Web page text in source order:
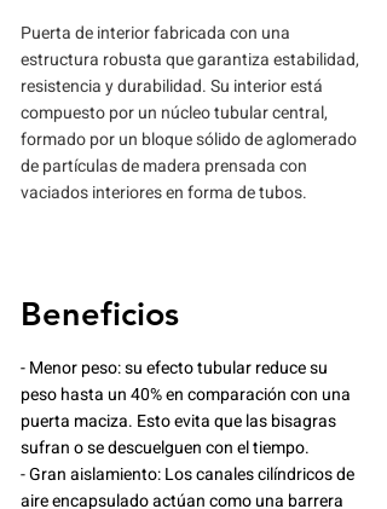
Puerta de interior fabricada con una
estructura robusta que garantiza estabilidad,
resistencia y durabilidad. Su interior está
compuesto por un núcleo tubular central,
formado por un bloque sólido de aglomerado
de partículas de madera prensada con
vaciados interiores en forma de tubos.
Beneficios
- Menor peso: su efecto tubular reduce su
peso hasta un 40% en comparación con una
puerta maciza. Esto evita que las bisagras
sufran o se descuelguen con el tiempo.
- Gran aislamiento: Los canales cilíndricos de
aire encapsulado actúan como una barrera